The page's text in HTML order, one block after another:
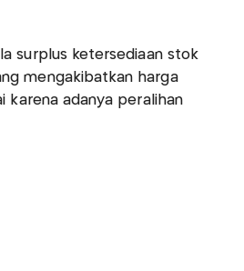
surplus ketersediaan stok
mengakibatkan harga
karena adanya peralihan